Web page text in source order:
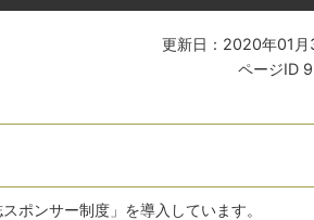
更新日：2020年01月
ページID
ポンサー制度」を導入しています。